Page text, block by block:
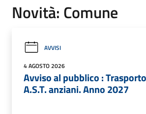
Novità: Comune
AVVISI
4 AGOSTO 2026
Avviso al pubblico :
A.S.T. anziani. Anno 2027